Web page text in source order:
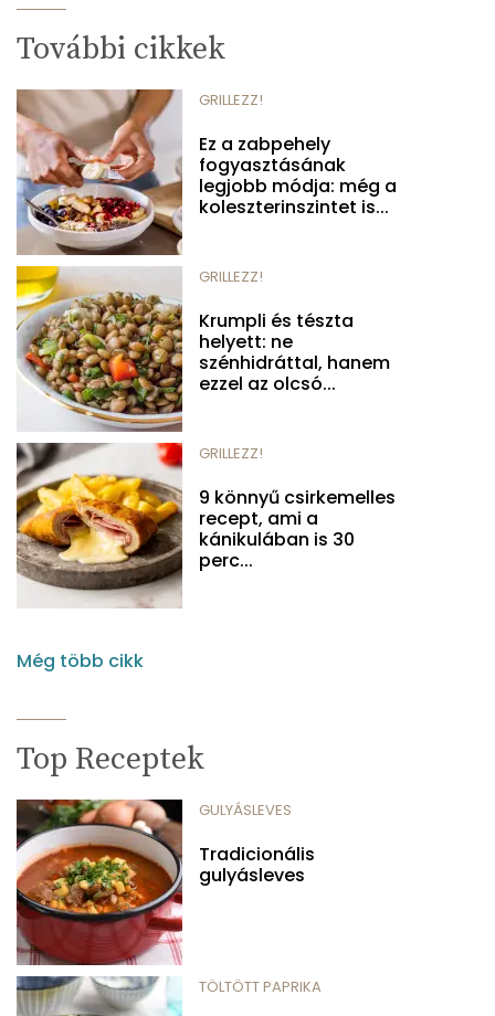
További cikkek
GRILLEZZ!
Ez a zabpehely
fogyasztásának
legjobb módja: még a
koleszterinszintet is...
GRILLEZZ!
Krumpli és tészta
helyett: ne
szénhidráttal, hanem
ezzel az olcsó...
GRILLEZZ!
9 könnyű csirkemelles
recept, ami a
kánikulában is 30
perc...
Még több cikk
Top Receptek
GULYÁSLEVES
Tradicionális
gulyásleves
TÖLTÖTT PAPRIKA